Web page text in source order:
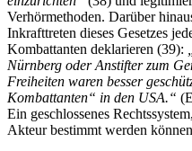
Verhörmethoden. Darüber
Inkrafttreten dieses Gesetzes
Kombattanten deklarieren (39):
Nürnberg oder Anstifter zum
Freiheiten waren besser
Kombattanten“ in den USA.“
Ein geschlossenes
Akteur bestimmt werden